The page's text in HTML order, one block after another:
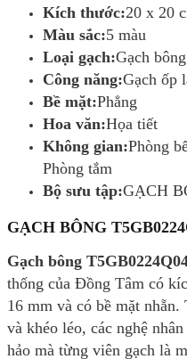
Kích thước:20 x 20
Màu sắc:5 màu
Loại gạch:Gạch bông
Công năng:Gạch ốp
Bề mặt:Phẳng
Hoa văn:Họa tiết
Không gian:Phòng
Phòng tắm
Bộ sưu tập:GẠCH
GẠCH BÔNG
Gạch bông
thống của Đồng Tâm có
16 mm và có bề mặt
và khéo léo, các nghệ
hảo mà từng viên gạch là